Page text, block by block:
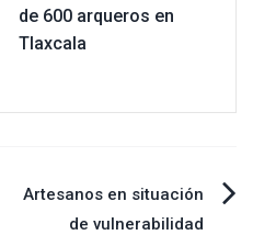
de 600 arqueros en
Tlaxcala
Artesanos en situación
de vulnerabilidad